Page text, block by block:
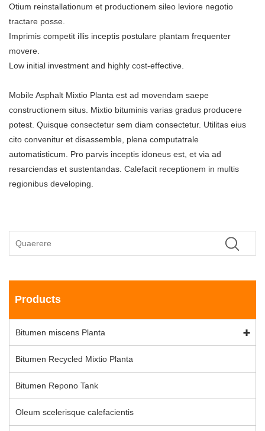
Otium reinstallationum et productionem sileo leviore negotio
tractare posse.
Imprimis competit illis inceptis postulare plantam frequenter
movere.
Low initial investment and highly cost-effective.
Mobile Asphalt Mixtio Planta est ad movendam saepe
constructionem situs. Mixtio bituminis varias gradus producere
potest. Quisque consectetur sem diam consectetur. Utilitas eius
cito convenitur et disassemble, plena computatrale
automatisticum. Pro parvis inceptis idoneus est, et via ad
resarciendas et sustentandas. Calefacit receptionem in multis
regionibus developing.
Products
Bitumen miscens Planta
Bitumen Recycled Mixtio Planta
Bitumen Repono Tank
Oleum scelerisque calefacientis